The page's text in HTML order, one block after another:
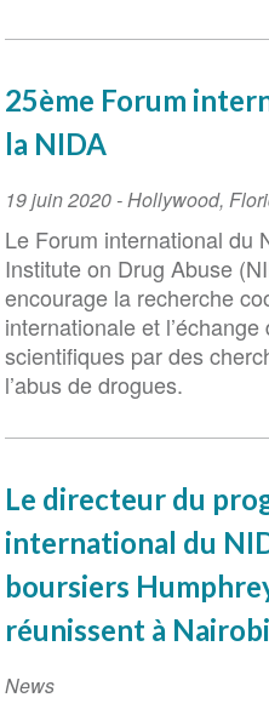
25ème Forum
la NIDA
Event
Date
19 juin 2020-Hollywood,
Le Forum international du
Institute on Drug Abuse
encourage la recherche
internationale et l’échange
scientifiques par des
l’abus de drogues.
Le directeur du
international du
boursiers
réunissent à Nairobi
News